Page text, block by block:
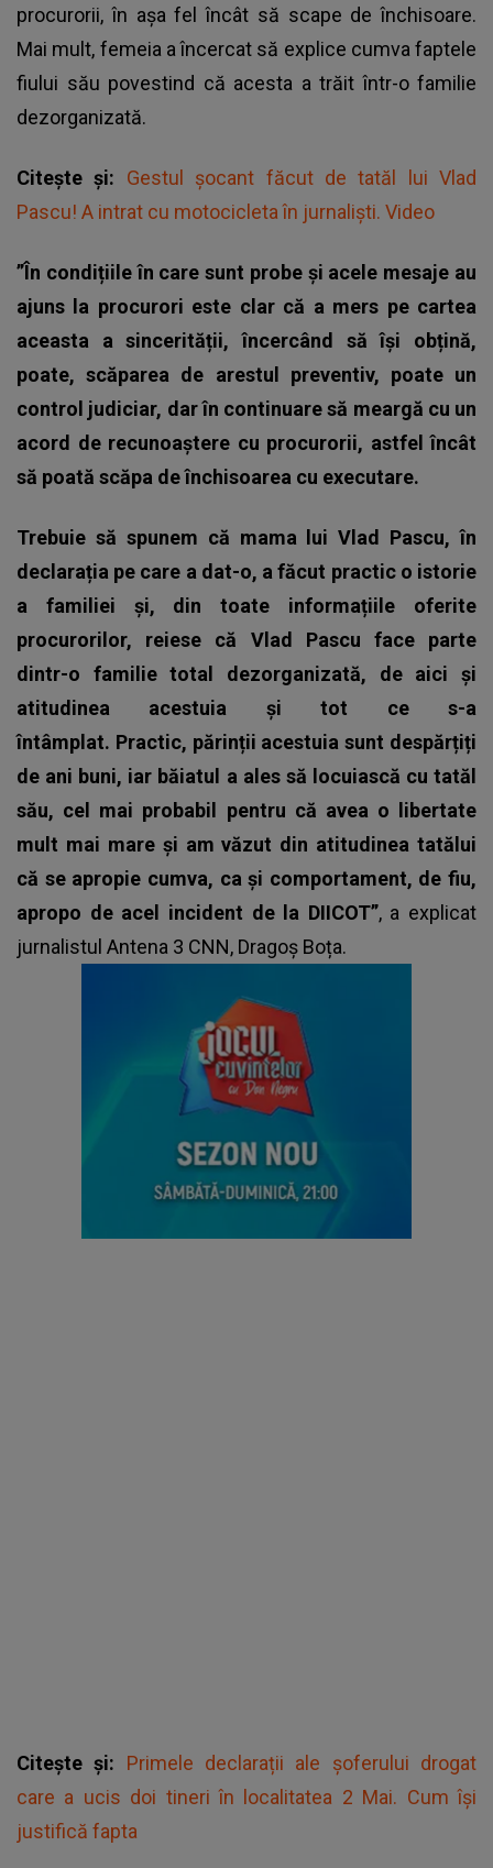
procurorii, în așa fel încât să scape de închisoare.
Mai mult, femeia a încercat să explice cumva faptele
fiului său povestind că acesta a trăit într-o familie
dezorganizată.
Citește și: Gestul șocant făcut de tatăl lui Vlad
Pascu! A intrat cu motocicleta în jurnaliști. Video
”În condițiile în care sunt probe și acele mesaje au
ajuns la procurori este clar că a mers pe cartea
aceasta a sincerității, încercând să își obțină,
poate, scăparea de arestul preventiv, poate un
control judiciar, dar în continuare să meargă cu un
acord de recunoaștere cu procurorii, astfel încât
să poată scăpa de închisoarea cu executare.
Trebuie să spunem că mama lui Vlad Pascu, în
declarația pe care a dat-o, a făcut practic o istorie
a familiei și, din toate informațiile oferite
procurorilor, reiese că Vlad Pascu face parte
dintr-o familie total dezorganizată, de aici și
atitudinea acestuia și tot ce s-a
întâmplat. Practic, părinții acestuia sunt despărțiți
de ani buni, iar băiatul a ales să locuiască cu tatăl
său, cel mai probabil pentru că avea o libertate
mult mai mare și am văzut din atitudinea tatălui
că se apropie cumva, ca și comportament, de fiu,
apropo de acel incident de la DIICOT”, a explicat
jurnalistul Antena 3 CNN, Dragoș Boța.
Citește și: Primele declarații ale șoferului drogat
care a ucis doi tineri în localitatea 2 Mai. Cum își
justifică fapta